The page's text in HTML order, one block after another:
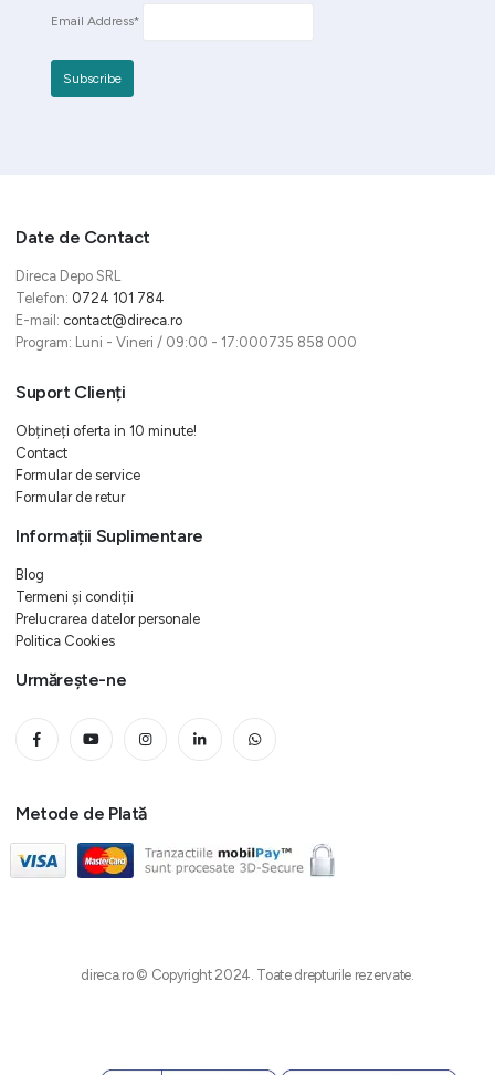
Email Address*
Date de Contact
Direca Depo SRL
Telefon: 0724 101 784
E-mail: contact@direca.ro
Program: Luni - Vineri / 09:00 - 17:000735 858 000
Suport Clienți
Obțineți oferta in 10 minute!
Contact
Formular de service
Formular de retur
Informații Suplimentare
Blog
Termeni și condiții
Prelucrarea datelor personale
Politica Cookies
Urmărește-ne
Metode de Plată
direca.ro © Copyright 2024. Toate drepturile rezervate.